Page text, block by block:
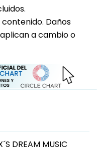
Daños
a cambio o
DREAM MUSIC